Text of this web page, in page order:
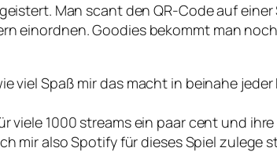
Man scant den QR-Code auf einer
einordnen. Goodies bekommt man
viel Spaß mir das macht in beinahe jeder
viele 1000 streams ein paar cent und
mir also Spotify für dieses Spiel zulege